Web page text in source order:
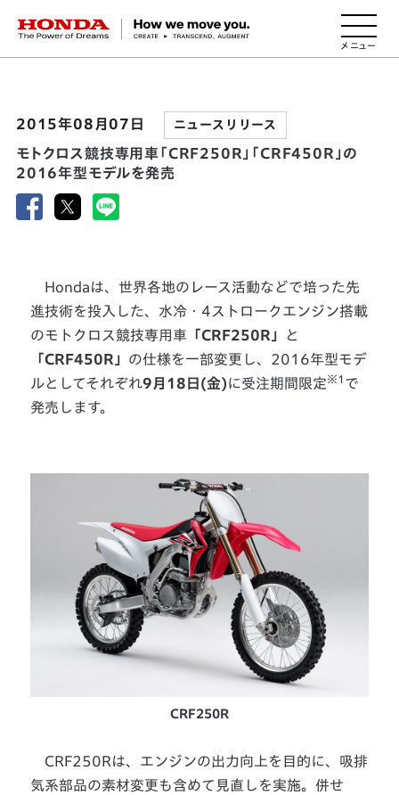
HONDA The Power of Dreams
2015年08月07日 ニュースリリース
モトクロス競技専用車「CRF250R」「CRF450R」の
2016年型モデルを発売
Hondaは、世界各地のレース活動などで培った先
進技術を投入した、水冷・4ストロークエンジン搭載
のモトクロス競技専用車 「CRF250R」
と
「CRF450R」 の仕様を一部変更し、2016年型モデ
ルとしてそれぞれ9月18日(金)に受注期間限定※1 で
発売します。
CRF250R
CRF250Rは、エンジンの出力向上を目的に、吸排
気系部品の素材変更も含めて見直しを実施。併せ